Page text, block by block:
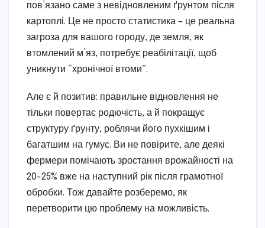
пов’язано саме з невідновленим ґрунтом після
картоплі. Це не просто статистика – це реальна
загроза для вашого городу, де земля, як
втомлений м’яз, потребує реабілітації, щоб
уникнути “хронічної втоми”.
Але є й позитив: правильне відновлення не
тільки повертає родючість, а й покращує
структуру ґрунту, роблячи його пухкішим і
багатшим на гумус. Ви не повірите, але деякі
фермери помічають зростання врожайності на
20-25% вже на наступний рік після грамотної
обробки. Тож давайте розберемо, як
перетворити цю проблему на можливість.